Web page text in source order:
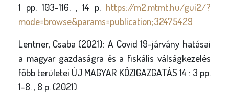
1 pp. 103-116. , 14 p. https://m2.mtmt.hu/gui2/?
mode=browse&params=publication;32475429
Lentner, Csaba (2021): A Covid 19-járvány hatásai
a magyar gazdaságra és a fiskális válságkezelés
főbb területei ÚJ MAGYAR KÖZIGAZGATÁS 14 : 3 pp.
1-8. , 8 p. (2021)